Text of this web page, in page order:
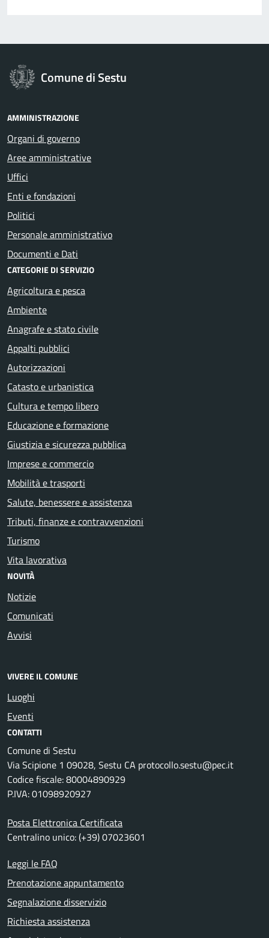
Comune di Sestu
AMMINISTRAZIONE
Organi di governo
Aree amministrative
Uffici
Enti e fondazioni
Politici
Personale amministrativo
Documenti e Dati
CATEGORIE DI SERVIZIO
Agricoltura e pesca
Ambiente
Anagrafe e stato civile
Appalti pubblici
Autorizzazioni
Catasto e urbanistica
Cultura e tempo libero
Educazione e formazione
Giustizia e sicurezza pubblica
Imprese e commercio
Mobilità e trasporti
Salute, benessere e assistenza
Tributi, finanze e contravvenzioni
Turismo
Vita lavorativa
NOVITÀ
Notizie
Comunicati
Avvisi
VIVERE IL COMUNE
Luoghi
Eventi
CONTATTI
Comune di Sestu
Via Scipione 1 09028, Sestu CA protocollo.sestu@pec.it
Codice fiscale: 80004890929
P.IVA: 01098920927
Posta Elettronica Certificata
Centralino unico: (+39) 07023601
Leggi le FAQ
Prenotazione appuntamento
Segnalazione disservizio
Richiesta assistenza